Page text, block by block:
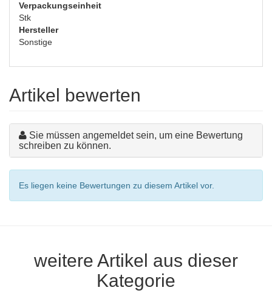
Verpackungseinheit
Stk
Hersteller
Sonstige
Artikel bewerten
Sie müssen angemeldet sein, um eine Bewertung
schreiben zu können.
Es liegen keine Bewertungen zu diesem Artikel vor.
weitere Artikel aus dieser
Kategorie